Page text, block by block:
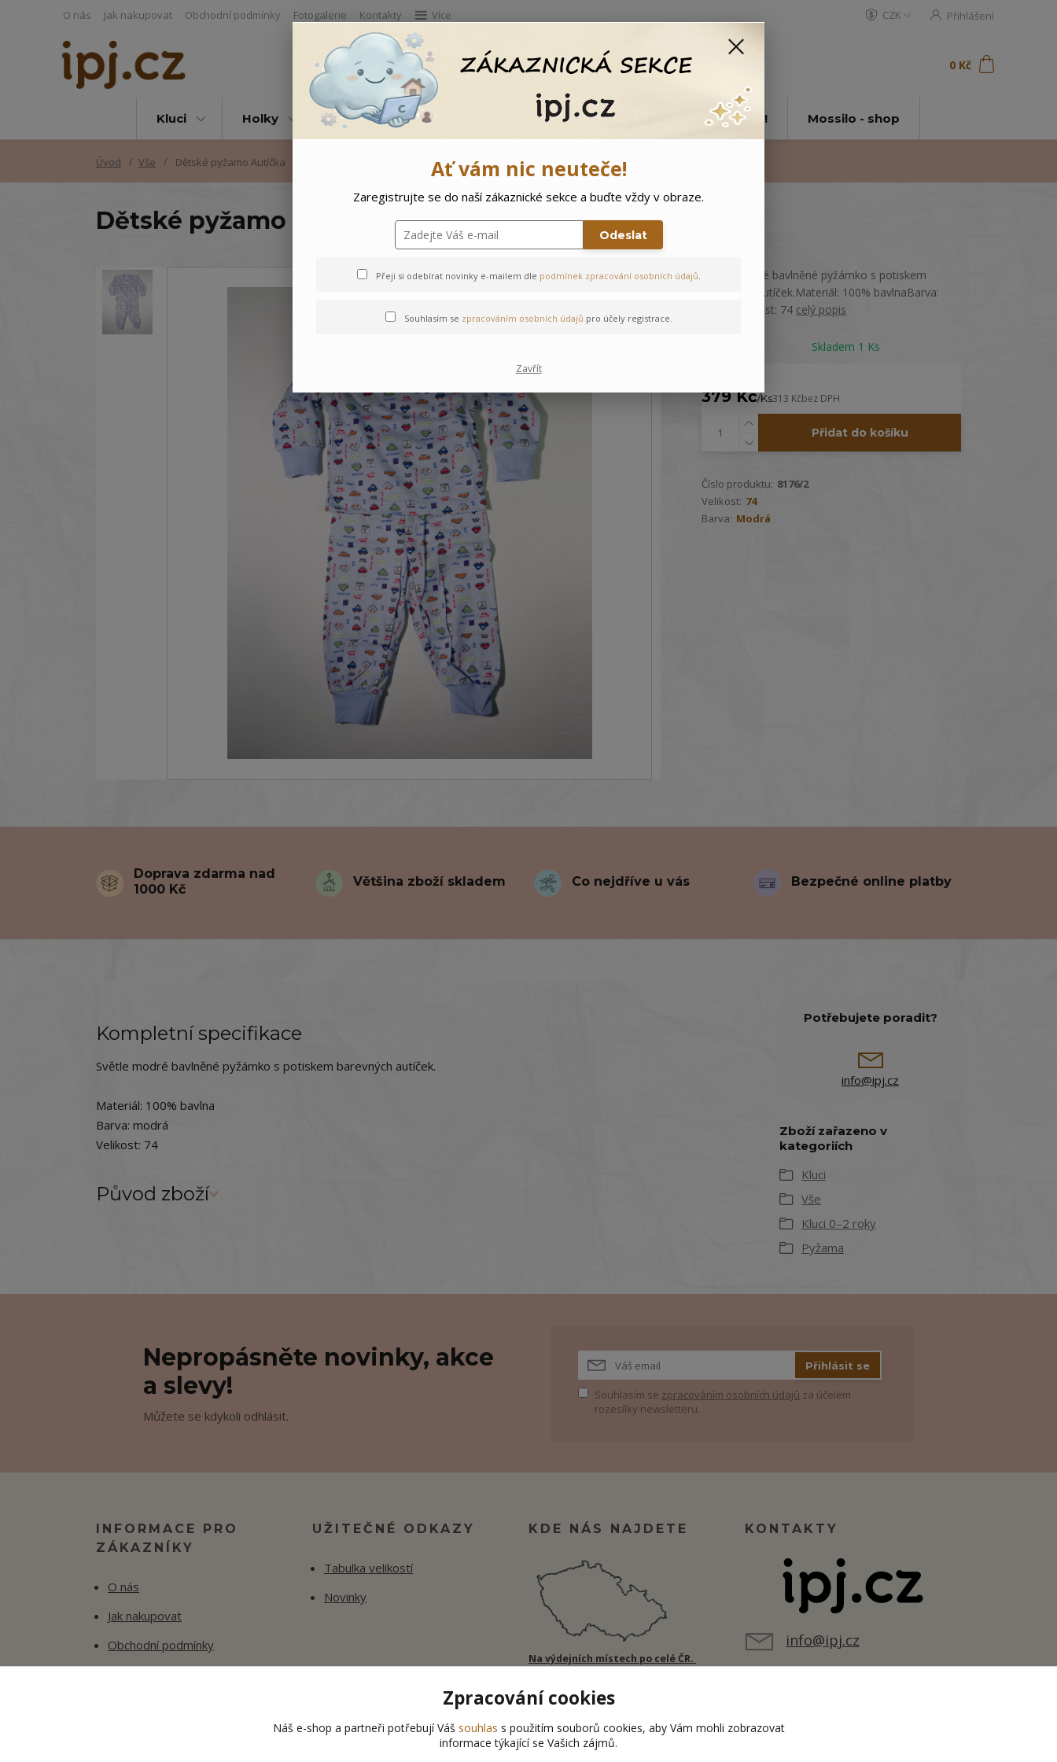
O nás Jak nakupovat Obchodní podmínky Fotogalerie Kontakty Více CZK Přihlášení
Hledat 0 Kč
Kluci Holky Vše Doprodej Ostatní 🌲 Vítejte ve světě Mossilo! Mossilo - shop
Úvod Vše Dětské pyžamo Autíčka
Dětské pyžamo Autíčka
Světle modré bavlněné pyžámko s potiskem
barevných autíček.Materiál: 100% bavlnaBarva:
modráVelikost: 74 celý popis
Skladem 1 Ks
379 Kč/Ks313 Kčbez DPH
Přidat do košíku
Číslo produktu: 8176/2
Velikost: 74
Barva: Modrá
Doprava zdarma nad
1000 Kč
Většina zboží skladem Co nejdříve u vás Bezpečné online platby
Kompletní specifikace
Světle modré bavlněné pyžámko s potiskem barevných autíček.
Materiál: 100% bavlna
Barva: modrá
Velikost: 74
Původ zboží
Potřebujete poradit?
info@ipj.cz
Zboží zařazeno v
kategoriích
Kluci
Vše
Kluci 0–2 roky
Pyžama
Nepropásněte novinky, akce
a slevy!
Můžete se kdykoli odhlásit.
Přihlásit se
Souhlasím se zpracováním osobních údajů za účelem
rozesílky newsletteru.
INFORMACE PRO
ZÁKAZNÍKY
O nás
Jak nakupovat
Obchodní podmínky
UŽITEČNÉ ODKAZY
Tabulka velikostí
Novinky
KDE NÁS NAJDETE
Na výdejních místech po celé ČR.
KONTAKTY
info@ipj.cz
Ať vám nic neuteče!
Zaregistrujte se do naší zákaznické sekce a buďte vždy v obraze.
Odeslat
Přeji si odebírat novinky e-mailem dle podmínek zpracování osobních údajů.
Souhlasím se zpracováním osobních údajů pro účely registrace.
Zavřít
Zpracování cookies
Náš e-shop a partneři potřebují Váš souhlas s použitím souborů cookies, aby Vám mohli zobrazovat
informace týkající se Vašich zájmů.